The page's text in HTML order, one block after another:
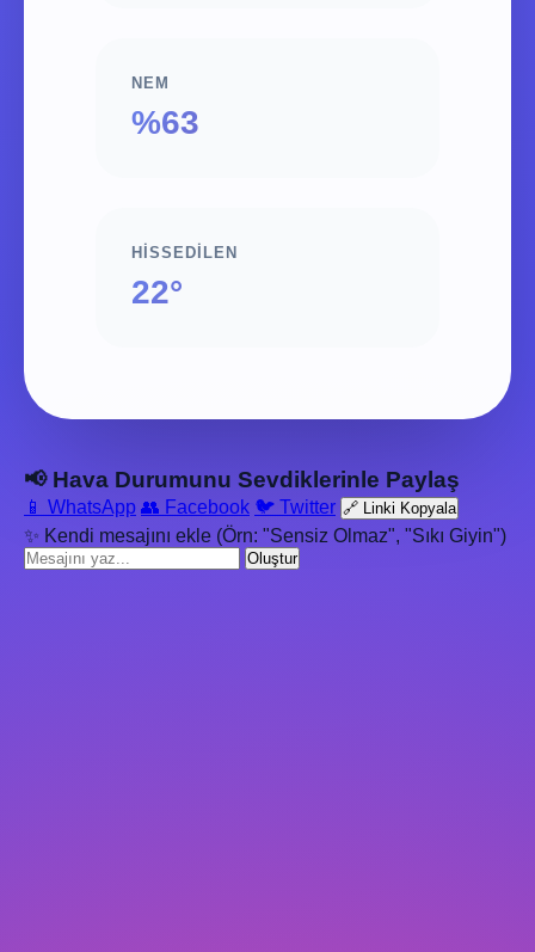
NEM
%63
HISSEDILEN
22°
📢 Hava Durumunu Sevdiklerinle Paylaş
📱 WhatsApp 👥 Facebook 🐦 Twitter 🔗 Linki Kopyala
✨ Kendi mesajını ekle (Örn: "Sensiz Olmaz", "Sıkı Giyin")
Oluştur